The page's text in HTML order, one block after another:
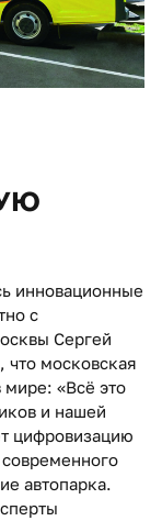
инновационные
с
Сергей
что московская
мире: «Всё это
и нашей
цифровизацию
автопарка.